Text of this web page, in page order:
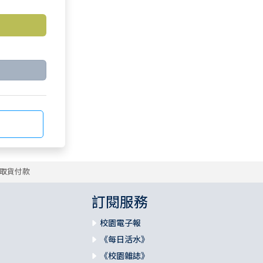
貨付款
訂閱服務
校園電子報
《每日活水》
《校園雜誌》